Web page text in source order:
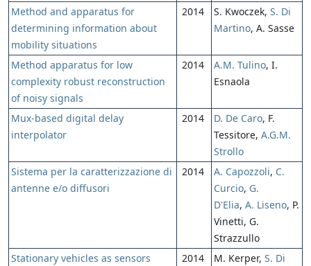
Method and apparatus for
determining information about
mobility situations
2014 S. Kwoczek, S. Di
Martino, A. Sasse
Method apparatus for low
complexity robust reconstruction
of noisy signals
2014 A.M. Tulino, I.
Esnaola
Mux-based digital delay
interpolator
2014 D. De Caro, F.
Tessitore, A.G.M.
Strollo
Sistema per la caratterizzazione di
antenne e/o diffusori
2014 A. Capozzoli, C.
Curcio, G.
D'Elia, A. Liseno, P.
Vinetti, G.
Strazzullo
Stationary vehicles as sensors
2014 M. Kerper, S. Di